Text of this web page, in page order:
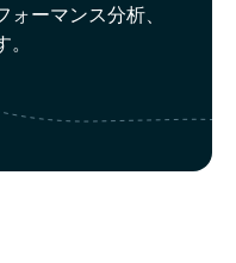
ーマンス分析、